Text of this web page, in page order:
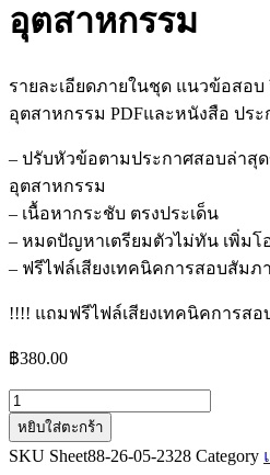
อุตสาหกรรม
รายละเอียดภายในชุด แนวข้อสอบ
อุตสาหกรรม PDFและหนังสือ ประ
– ปรับหัวข้อตามประกาศสอบล่าสุด
อุตสาหกรรม
– เนื้อหากระชับ ตรงประเด็น
– หมดปัญหาเตรียมตัวไม่ทัน เพิ่มโ
– ฟรีไฟล์เสียงเทคนิคการสอบสัม
!!!! แถมฟรีไฟล์เสียงเทคนิคการส
฿380.00
จำนวน
แนว
ข้อสอบ
หยิบใส่ตะกร้า
SKU Sheet88-26-05-2328 Category